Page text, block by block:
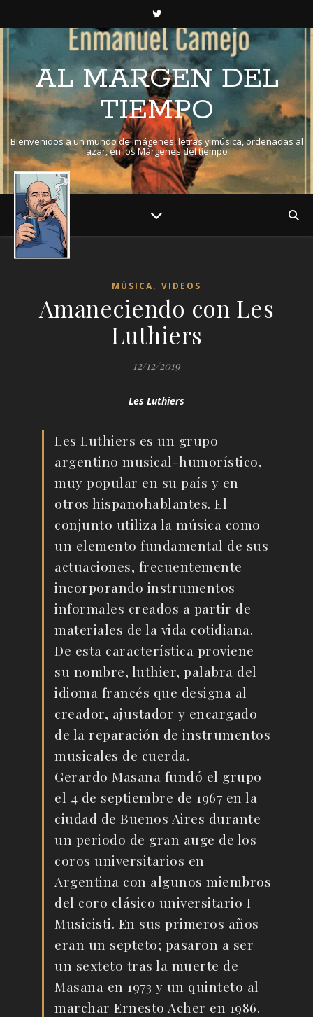
AL MARGEN DEL
TIEMPO
Bienvenidos a un mundo de imágenes, letras y música, ordenadas al
azar, en los Márgenes del tiempo
MÚSICA, VIDEOS
Amaneciendo con Les
Luthiers
12/12/2019
Les Luthiers
Les Luthiers es un grupo
argentino musical-humorístico,
muy popular en su país y en
otros hispanohablantes. El
conjunto utiliza la música como
un elemento fundamental de sus
actuaciones, frecuentemente
incorporando instrumentos
informales creados a partir de
materiales de la vida cotidiana.
De esta característica proviene
su nombre, luthier, palabra del
idioma francés que designa al
creador, ajustador y encargado
de la reparación de instrumentos
musicales de cuerda.
Gerardo Masana fundó el grupo
el 4 de septiembre de 1967 en la
ciudad de Buenos Aires durante
un periodo de gran auge de los
coros universitarios en
Argentina con algunos miembros
del coro clásico universitario I
Musicisti. En sus primeros años
eran un septeto; pasaron a ser
un sexteto tras la muerte de
Masana en 1973 y un quinteto al
marchar Ernesto Acher en 1986.